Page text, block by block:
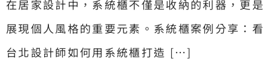
在居家設計中，系統櫃不僅是收納的利器，更是
展現個人風格的重要元素。系統櫃案例分享：看
台北設計師如何用系統櫃打造 […]